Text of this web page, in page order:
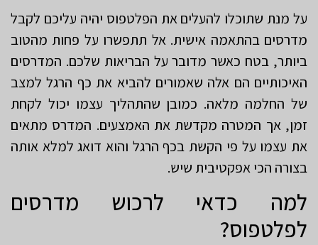
על מנת שתוכלו להעלים את הפלטפוס יהיה עליכם לקבל
מדרסים בהתאמה אישית. אל תתפשרו על פחות מהטוב
ביותר, בטח כאשר מדובר על הבריאות שלכם. המדרסים
האיכותיים הם אלה שאמורים להביא את כף הרגל למצב
של החלמה מלאה. כמובן שהתהליך עצמו יכול לקחת
זמן, אך המטרה מקדשת את האמצעים. המדרס מתאים
את עצמו על פי הקשת בכף הרגל והוא דואג למלא אותה
בצורה הכי אפקטיבית שיש.
למה כדאי לרכוש מדרסים
לפלטפוס?